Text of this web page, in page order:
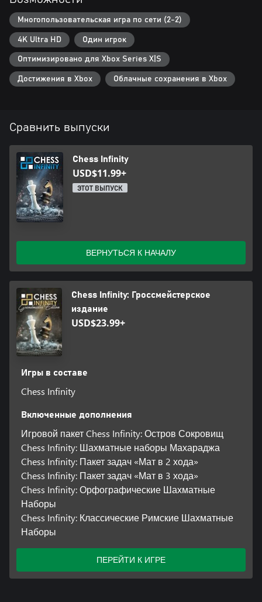
Многопользовательская игра по сети (2-2)
4K Ultra HD Один игрок
Оптимизировано для Xbox Series X|S
Достижения в Xbox Облачные сохранения в Xbox
Сравнить выпуски
Chess Infinity
USD$11.99+
ЭТОТ ВЫПУСК
ВЕРНУТЬСЯ К НАЧАЛУ
Chess Infinity: Гроссмейстерское
издание
USD$23.99+
Игры в составе
Chess Infinity
Включенные дополнения
Игровой пакет Chess Infinity: Остров Сокровищ
Chess Infinity: Шахматные наборы Махараджа
Chess Infinity: Пакет задач «Мат в 2 хода»
Chess Infinity: Пакет задач «Мат в 3 хода»
Chess Infinity: Орфографические Шахматные
Наборы
Chess Infinity: Классические Римские Шахматные
Наборы
ПЕРЕЙТИ К ИГРЕ